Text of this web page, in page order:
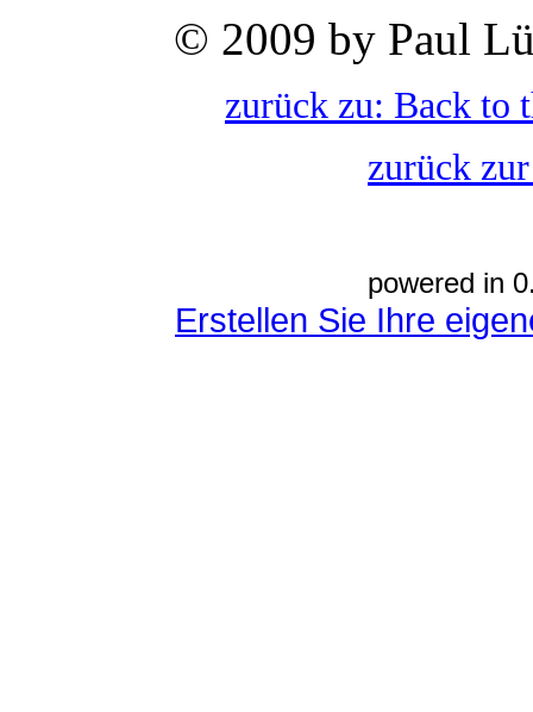
© 2009 by Paul
zurück zu: Back to
zurück
powered in
Erstellen Sie Ihre